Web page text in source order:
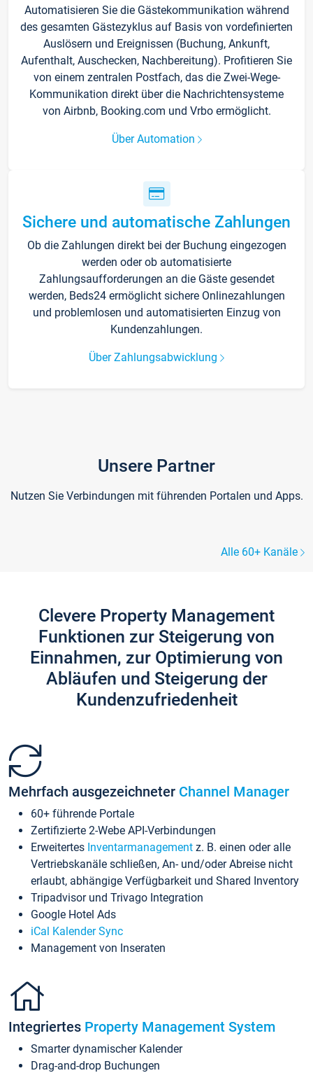
Automatisieren Sie die Gästekommunikation während
des gesamten Gästezyklus auf Basis von vordefinierten
Auslösern und Ereignissen (Buchung, Ankunft,
Aufenthalt, Auschecken, Nachbereitung). Profitieren Sie
von einem zentralen Postfach, das die Zwei-Wege-
Kommunikation direkt über die Nachrichtensysteme
von Airbnb, Booking.com und Vrbo ermöglicht.
Über Automation
Sichere und automatische Zahlungen
Ob die Zahlungen direkt bei der Buchung eingezogen
werden oder ob automatisierte
Zahlungsaufforderungen an die Gäste gesendet
werden, Beds24 ermöglicht sichere Onlinezahlungen
und problemlosen und automatisierten Einzug von
Kundenzahlungen.
Über Zahlungsabwicklung
Unsere Partner
Nutzen Sie Verbindungen mit führenden Portalen und Apps.
Alle 60+ Kanäle
Clevere Property Management
Funktionen zur Steigerung von
Einnahmen, zur Optimierung von
Abläufen und Steigerung der
Kundenzufriedenheit
Mehrfach ausgezeichneter Channel Manager
60+ führende Portale
Zertifizierte 2-Webe API-Verbindungen
Erweitertes Inventarmanagement z. B. einen oder alle
Vertriebskanäle schließen, An- und/oder Abreise nicht
erlaubt, abhängige Verfügbarkeit und Shared Inventory
Tripadvisor und Trivago Integration
Google Hotel Ads
iCal Kalender Sync
Management von Inseraten
Integriertes Property Management System
Smarter dynamischer Kalender
Drag-and-drop Buchungen